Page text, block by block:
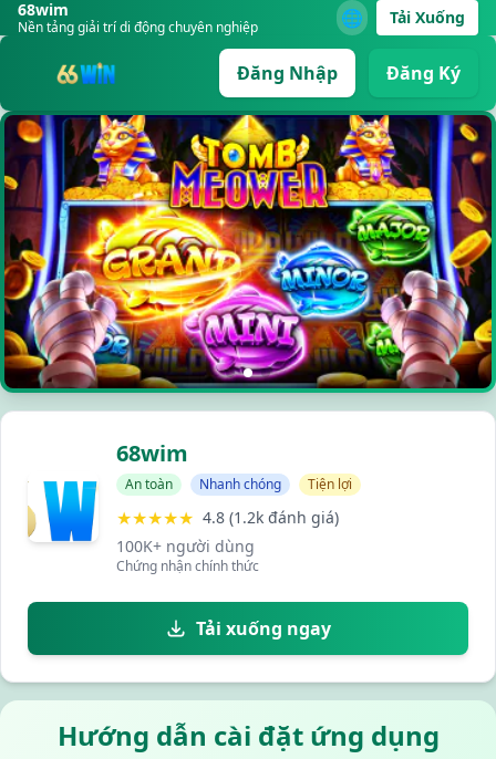
68wim
Nền tảng giải trí di động chuyên nghiệp 🌐 Tải Xuống
Đăng Nhập Đăng Ký
68wim
An toàn Nhanh chóng Tiện lợi
★★★★★ 4.8 (1.2k đánh giá)
100K+ người dùng
Chứng nhận chính thức
Tải xuống ngay
Hướng dẫn cài đặt ứng dụng